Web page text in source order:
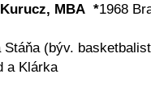
MBA *1968
Stáňa (býv.
a Klárka